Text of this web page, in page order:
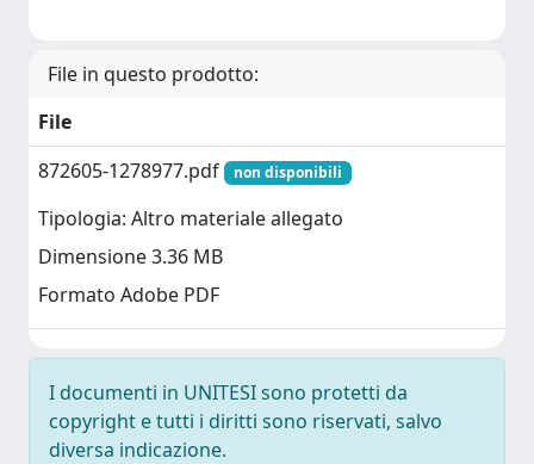
File in questo prodotto:
File
872605-1278977.pdf
non disponibili
Tipologia: Altro materiale allegato
Dimensione 3.36 MB
Formato Adobe PDF
I documenti in UNITESI sono protetti da
copyright e tutti i diritti sono riservati, salvo
diversa indicazione.